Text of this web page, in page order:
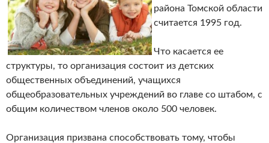
района Томской области
считается 1995 год.
Что касается ее
структуры, то организация состоит из детских
общественных объединений, учащихся
общеобразовательных учреждений во главе со штабом, с
общим количеством членов около 500 человек.
Организация призвана способствовать тому, чтобы